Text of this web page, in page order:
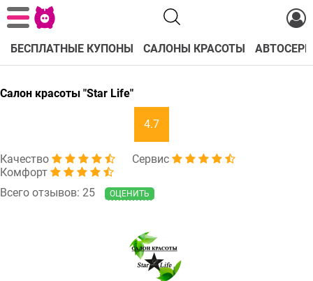
БЕСПЛАТНЫЕ КУПОНЫ САЛОНЫ КРАСОТЫ
Салон красоты "Star Life"
4.7
Качество
Сервис
Комфорт
Всего отзывов: 25
ОЦЕНИТЬ